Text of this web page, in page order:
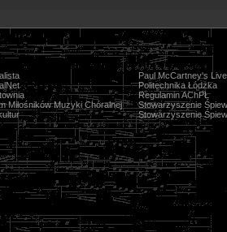
Miłośników Muzyki Chóralnej
Paul McCartney's
Politechnika Łódzka
Regulamin AChPŁ
Stowarzyszenie
Stowarzyszenie